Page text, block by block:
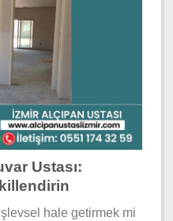
Ustası:
hale getirmek mi